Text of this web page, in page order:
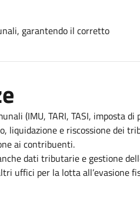
garantendo il corretto
(IMU, TARI, TASI, imposta di
liquidazione e riscossione dei
ai contribuenti.
dati tributarie e gestione
uffici per la lotta all’evasione